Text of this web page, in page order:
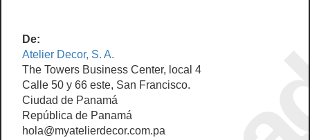
De:
Atelier Decor, S. A.
The Towers Business Center, local 4
Calle 50 y 66 este, San Francisco.
Ciudad de Panamá
República de Panamá
hola@myatelierdecor.com.pa